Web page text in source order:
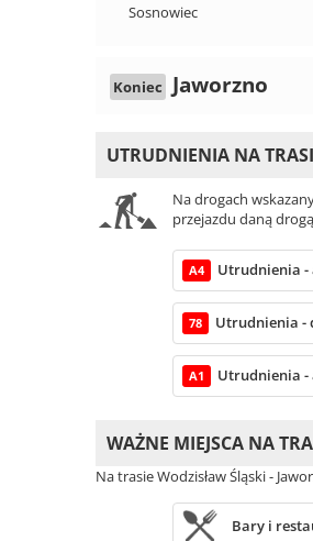
Sosnowiec
Koniec Jaworzno
UTRUDNIENIA NA
Na drogach
przejazdu daną
A4 Utrudnienia -
78 Utrudnienia -
A1 Utrudnienia -
WAŻNE MIEJSCA NA
Na trasie Wodzisław Śląski -
Bary i